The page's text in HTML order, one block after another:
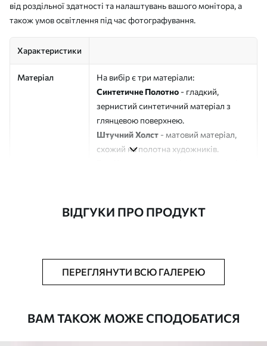
від роздільної здатності та налаштувань вашого монітора, а
також умов освітлення під час фотографування.
Характеристики
Матеріал
На вибір є три матеріали:
Синтетичне Полотно - гладкий,
зернистий синтетичний матеріал з
глянцевою поверхнею.
Штучний Холст - матовий матеріал,
схожий на полотна художників.
Додатково Можна додати лакове покриття.
ВІДГУКИ ПРО ПРОДУКТ
ПЕРЕГЛЯНУТИ ВСЮ ГАЛЕРЕЮ
ВАМ ТАКОЖ МОЖЕ СПОДОБАТИСЯ